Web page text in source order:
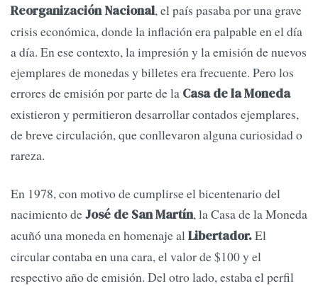
Reorganización Nacional, el país pasaba por una grave
crisis económica, donde la inflación era palpable en el día
a día. En ese contexto, la impresión y la emisión de nuevos
ejemplares de monedas y billetes era frecuente. Pero los
errores de emisión por parte de la Casa de la Moneda
existieron y permitieron desarrollar contados ejemplares,
de breve circulación, que conllevaron alguna curiosidad o
rareza.
En 1978, con motivo de cumplirse el bicentenario del
nacimiento deJosé de San Martín, la Casa de la Moneda
acuñó una moneda en homenaje alLibertador.El
circular contaba en una cara, el valor de $100 y el
respectivo año de emisión. Del otro lado, estaba el perfil